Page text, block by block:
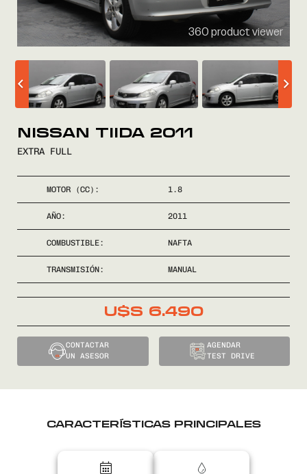
COMPRÁ
NOSOTROS
CONTACTO
08002525
360 product viewer
NISSAN TIIDA 2011
EXTRA FULL
MOTOR (CC): 1.8
AÑO: 2011
COMBUSTIBLE: NAFTA
TRANSMISIÓN: MANUAL
U$S 6.490
CONTACTAR
UN ASESOR
AGENDAR
TEST DRIVE
CARACTERÍSTICAS PRINCIPALES